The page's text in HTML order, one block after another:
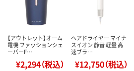
【アウトレット】オーム
電機 ファッションシェ
ーバーF…
¥2,294（税込）
ヘアドライヤー マイナ
スイオン 静音 軽量 高
速ブラ…
¥12,750（税込）